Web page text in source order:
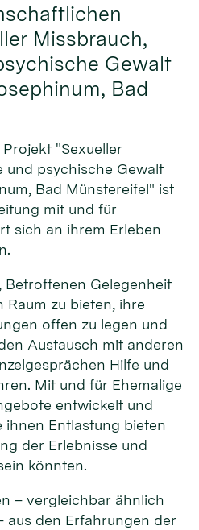
Missbrauch,
Gewalt
Bad
"Sexueller
und psychische Gewalt
Bad Münstereifel" ist
mit und für
sich an ihrem Erleben
Betroffenen Gelegenheit
zu bieten, ihre
offen zu legen und
Austausch mit anderen
Hilfe und
Mit und für Ehemalige
entwickelt und
ihnen Entlastung bieten
der Erlebnisse und
könnten.
– vergleichbar ähnlich
aus den Erfahrungen der